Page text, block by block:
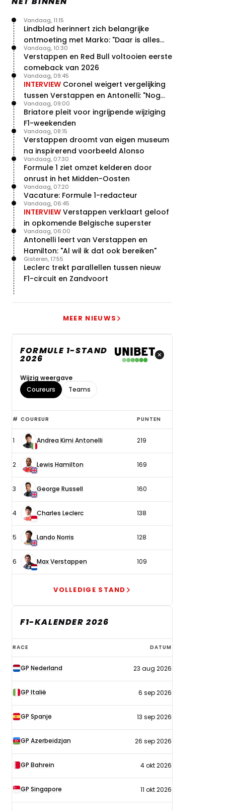
Lindblad herinnert zich belangrijke
ontmoeting met Marko: "Daar is alles
echt begonnen"
Vandaag, 11:15
Verstappen en Red Bull voltooien eerste
comeback van 2026
Vandaag, 10:30
INTERVIEW Coronel weigert vergelijking
tussen Verstappen en Antonelli: "Nog
niet dat niveau"
Vandaag, 09:45
Briatore pleit voor ingrijpende wijziging
F1-weekenden
Vandaag, 09:00
Verstappen droomt van eigen museum
na inspirerend voorbeeld Alonso
Vandaag, 08:15
Formule 1 ziet omzet kelderen door
onrust in het Midden-Oosten
Vandaag, 07:30
Vacature: Formule 1-redacteur
Vandaag, 07:20
INTERVIEW Verstappen verklaart geloof
in opkomende Belgische superster
Vandaag, 06:45
Antonelli leert van Verstappen en
Hamilton: "Al wil ik dat ook bereiken"
Vandaag, 06:00
Leclerc trekt parallellen tussen nieuw
F1-circuit en Zandvoort
Gisteren, 17:55
MEER NIEUWS
FORMULE 1-STAND
2026
Wijzig weergave
Coureurs
Teams
Top
6
coureurs
# COUREUR PUNTEN
1 Andrea Kimi Antonelli 219
2 Lewis Hamilton 169
3 George Russell 160
4 Charles Leclerc 138
5 Lando Norris 128
6 Max Verstappen 109
VOLLEDIGE STAND
F1-KALENDER 2026
F1-
kalender
2026
RACE DATUM
GP Nederland 23 aug 2026
GP Italië 6 sep 2026
GP Spanje 13 sep 2026
GP Azerbeidzjan 26 sep 2026
GP Bahrein 4 okt 2026
GP Singapore 11 okt 2026